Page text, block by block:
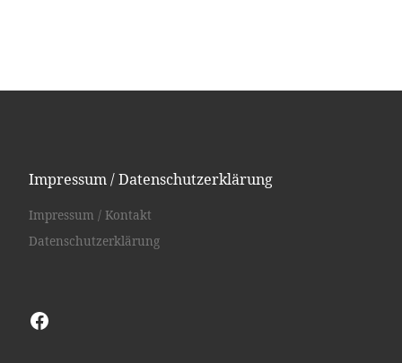
Impressum / Datenschutzerklärung
Impressum / Kontakt
Datenschutzerklärung
Facebook